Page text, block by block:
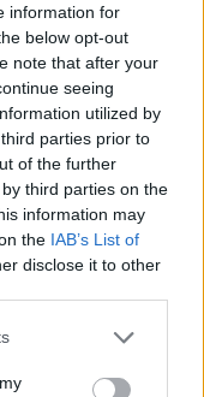
information for
below opt-out
note that after your
seeing
utilized by
parties prior to
of the further
third parties on the
information may
the IAB’s List of
disclose it to other
or more Google
You may click to
να έχει
τους σε
συνθήκες.
οι